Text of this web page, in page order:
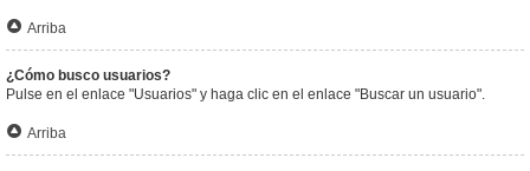
Arriba
¿Cómo busco usuarios?
Pulse en el enlace "Usuarios" y haga clic en el enlace "Buscar un usuario".
Arriba